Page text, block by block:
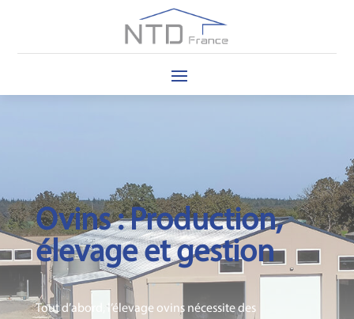
Ovins : Production,
élevage et gestion
Tout d’abord, l’élevage ovins nécessite des